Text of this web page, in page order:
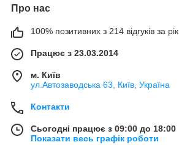
Про нас
100% позитивних з 214 відгуків за рік
Працює з 23.03.2014
м. Київ
ул.Автозаводська 63, Київ, Україна
Контакти
Сьогодні працює з 09:00 до 18:00
Показати весь графік роботи